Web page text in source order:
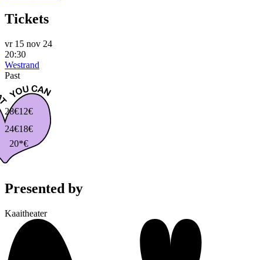
Tickets
vr 15 nov 24
20:30
Westrand
Past
28€
24€
20*€
18€
12€
Presented by
Kaaitheater